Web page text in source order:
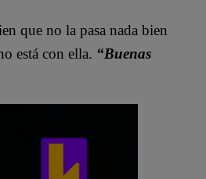
que no la pasa nada bien
está con ella. “Buenas